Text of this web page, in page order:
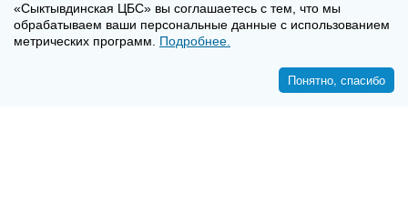
«Сыктывдинская ЦБС» вы соглашаетесь с тем, что мы
обрабатываем ваши персональные данные с использованием
метрических программ. Подробнее.
Понятно, спасибо